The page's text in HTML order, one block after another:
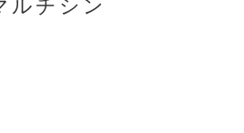
ルチシン